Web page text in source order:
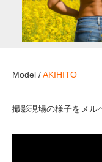
Model /AKIHITO
撮影現場の様子をメル